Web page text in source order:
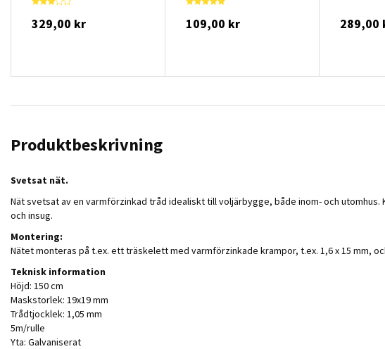
329,00 kr 109,00 kr 289,00
Produktbeskrivning
Svetsat nät.
Nät svetsat av en varmförzinkad tråd idealiskt till voljärbygge, både inom- och
och insug.
Montering:
Nätet monteras på t.ex. ett träskelett med varmförzinkade krampor, t.ex. 1,6 x 15 mm,
Teknisk information
Höjd: 150 cm
Maskstorlek: 19x19 mm
Trådtjocklek: 1,05 mm
5m/rulle
Yta: Galvaniserat